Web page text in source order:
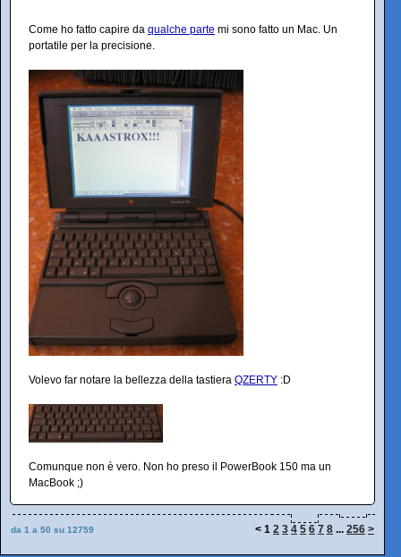
Come ho fatto capire da qualche parte mi sono fatto un Mac. Un
portatile per la precisione.
Volevo far notare la bellezza della tastiera QZERTY :D
Comunque non è vero. Non ho preso il PowerBook 150 ma un
MacBook ;)
da 1 a 50 su 12759 < 1 2 3 4 5 6 7 8 ... 256 >